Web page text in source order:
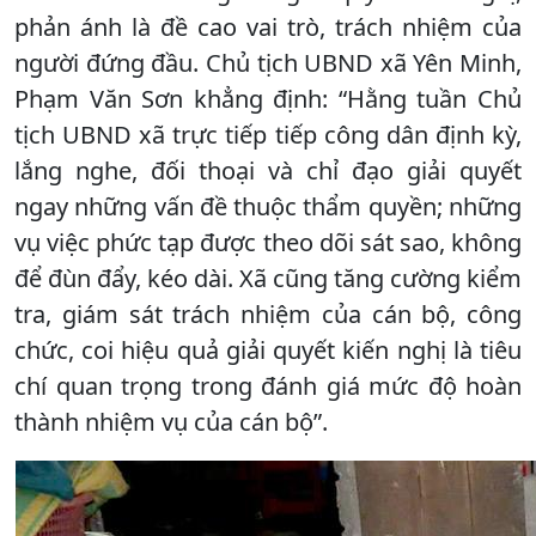
phản ánh là đề cao vai trò, trách nhiệm của
người đứng đầu. Chủ tịch UBND xã Yên Minh,
Phạm Văn Sơn khẳng định: “Hằng tuần Chủ
tịch UBND xã trực tiếp tiếp công dân định kỳ,
lắng nghe, đối thoại và chỉ đạo giải quyết
ngay những vấn đề thuộc thẩm quyền; những
vụ việc phức tạp được theo dõi sát sao, không
để đùn đẩy, kéo dài. Xã cũng tăng cường kiểm
tra, giám sát trách nhiệm của cán bộ, công
chức, coi hiệu quả giải quyết kiến nghị là tiêu
chí quan trọng trong đánh giá mức độ hoàn
thành nhiệm vụ của cán bộ”.